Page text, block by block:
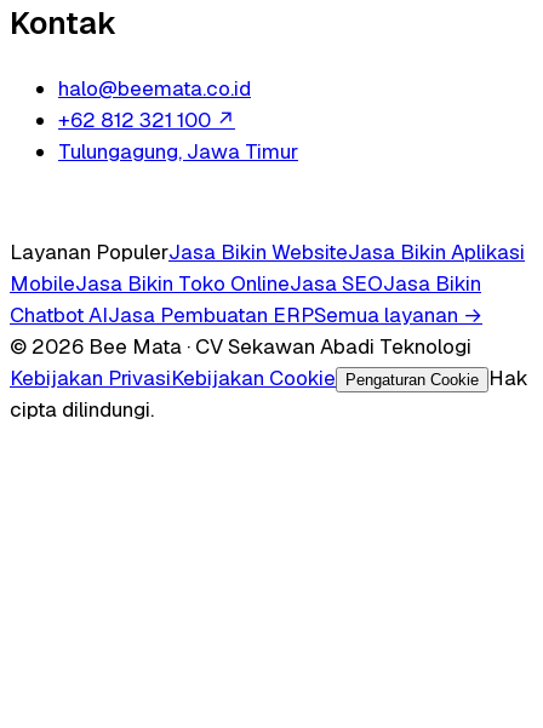
Kontak
halo@beemata.co.id
+62 812 321 100 ↗
Tulungagung, Jawa Timur
Layanan PopulerJasa Bikin WebsiteJasa Bikin Aplikasi
MobileJasa Bikin Toko OnlineJasa SEOJasa Bikin
Chatbot AIJasa Pembuatan ERPSemua layanan →
© 2026 Bee Mata · CV Sekawan Abadi Teknologi
Kebijakan PrivasiKebijakan Cookie Pengaturan Cookie
Hak
cipta dilindungi.